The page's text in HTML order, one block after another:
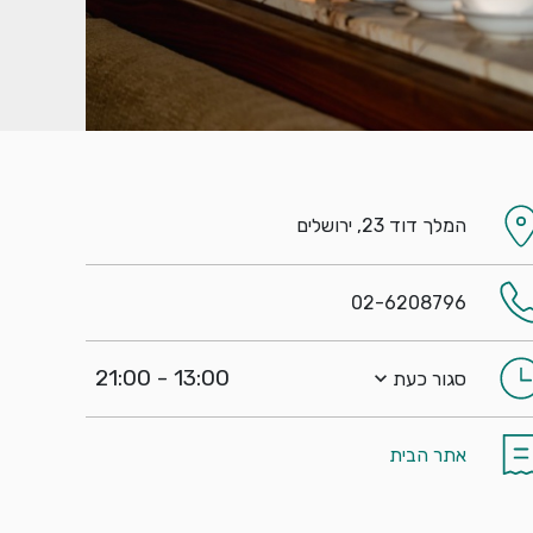
המלך דוד 23, ירושלים
02-6208796
סגור כעת 13:00 - 21:00
אתר הבית